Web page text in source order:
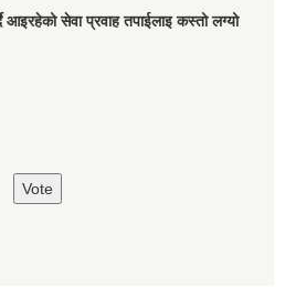
आइरहेको सेवा प्रवाह तपाईलाइ कस्तो लग्यो